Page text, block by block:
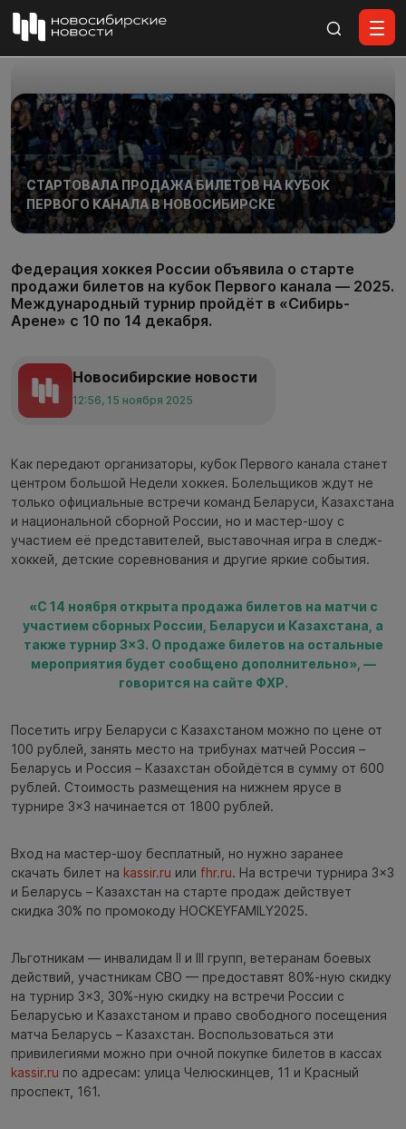
СТАРТОВАЛА ПРОДАЖА БИЛЕТОВ НА КУБОК
ПЕРВОГО КАНАЛА В НОВОСИБИРСКЕ
Федерация хоккея России объявила о старте
продажи билетов на кубок Первого канала — 2025.
Международный турнир пройдёт в «Сибирь-
Арене» с 10 по 14 декабря.
Новосибирские новости
12:56, 15 ноября 2025
Как передают организаторы, кубок Первого канала станет
центром большой Недели хоккея. Болельщиков ждут не
только официальные встречи команд Беларуси, Казахстана
и национальной сборной России, но и мастер-шоу с
участием её представителей, выставочная игра в следж-
хоккей, детские соревнования и другие яркие события.
«С 14 ноября открыта продажа билетов на матчи с
участием сборных России, Беларуси и Казахстана, а
также турнир 3×3. О продаже билетов на остальные
мероприятия будет сообщено дополнительно», —
говорится на сайте ФХР.
Посетить игру Беларуси с Казахстаном можно по цене от
100 рублей, занять место на трибунах матчей Россия –
Беларусь и Россия – Казахстан обойдётся в сумму от 600
рублей. Стоимость размещения на нижнем ярусе в
турнире 3×3 начинается от 1800 рублей.
Вход на мастер-шоу бесплатный, но нужно заранее
скачать билет на kassir.ru или fhr.ru. На встречи турнира 3×3
и Беларусь – Казахстан на старте продаж действует
скидка 30% по промокоду HOCKEYFAMILY2025.
Льготникам — инвалидам II и III групп, ветеранам боевых
действий, участникам СВО — предоставят 80%-ную скидку
на турнир 3×3, 30%-ную скидку на встречи России с
Беларусью и Казахстаном и право свободного посещения
матча Беларусь – Казахстан. Воспользоваться эти
привилегиями можно при очной покупке билетов в кассах
kassir.ru по адресам: улица Челюскинцев, 11 и Красный
проспект, 161.